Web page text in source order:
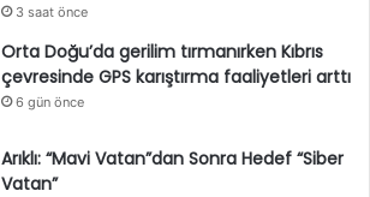
3 saat önce
Orta Doğu’da gerilim tırmanırken Kıbrıs
çevresinde GPS karıştırma faaliyetleri arttı
6 gün önce
Arıklı: “Mavi Vatan”dan Sonra Hedef “Siber
Vatan”